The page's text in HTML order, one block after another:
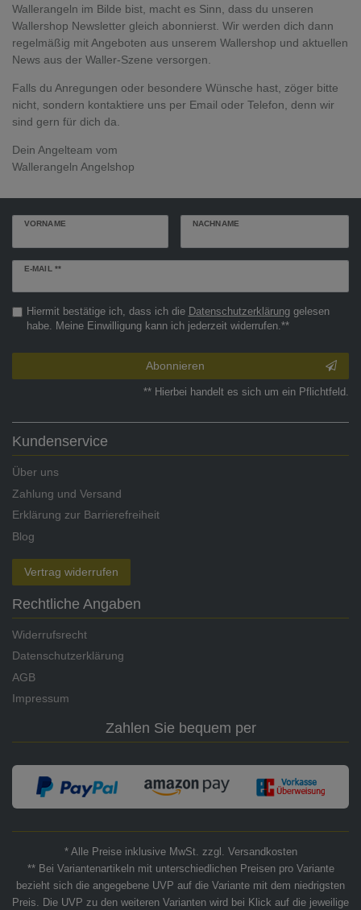
Wallerangeln im Bilde bist, macht es Sinn, dass du unseren
Wallershop Newsletter gleich abonnierst. Wir werden dich dann
regelmäßig mit Angeboten aus unserem Wallershop und aktuellen
News aus der Waller-Szene versorgen.
Falls du Anregungen oder besondere Wünsche hast, zöger bitte
nicht, sondern kontaktiere uns per Email oder Telefon, denn wir
sind gern für dich da.
Dein Angelteam vom
Wallerangeln Angelshop
VORNAME NACHNAME
E-MAIL **
Newsletter
Hiermit bestätige ich, dass ich die Daten­schutz­erklärunggelesen
habe. Meine Einwilligung kann ich jederzeit widerrufen.**
Abonnieren
** Hierbei handelt es sich um ein Pflichtfeld.
Kundenservice
Über uns
Zahlung und Versand
Erklärung zur Barrierefreiheit
Blog
Vertrag widerrufen
Rechtliche Angaben
Widerrufsrecht
Datenschutzerklärung
AGB
Impressum
Zahlen Sie bequem per
* Alle Preise inklusive MwSt. zzgl. Versandkosten
** Bei Variantenartikeln mit unterschiedlichen Preisen pro Variante
bezieht sich die angegebene UVP auf die Variante mit dem niedrigsten
Preis. Die UVP zu den weiteren Varianten wird bei Klick auf die jeweilige